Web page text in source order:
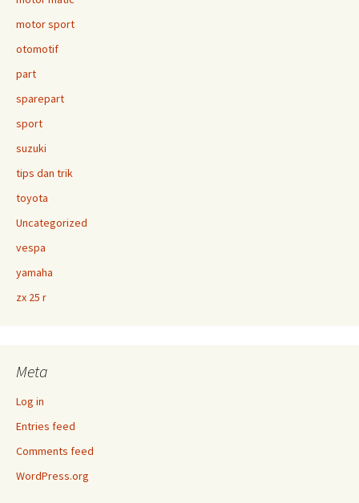
motor sport
otomotif
part
sparepart
sport
suzuki
tips dan trik
toyota
Uncategorized
vespa
yamaha
zx 25 r
Meta
Log in
Entries feed
Comments feed
WordPress.org